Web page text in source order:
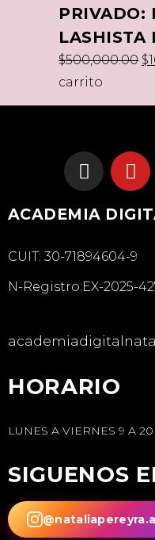
PRIVADO:
LASHISTA
$500,000.00 $
carrito
ACADEMIA
CUIT: 30-71894604-9
N-Registro:EX-2025-
HORARIO
LUNES A VIERNES 9 A
SIGUENOS